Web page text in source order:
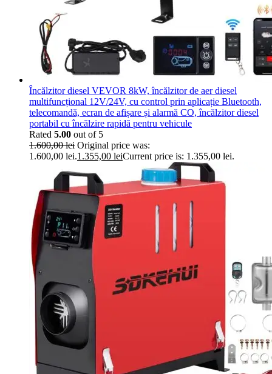
Încălzitor diesel VEVOR 8kW, încălzitor de aer diesel
multifuncțional 12V/24V, cu control prin aplicație Bluetooth,
telecomandă, ecran de afișare și alarmă CO, încălzitor diesel
portabil cu încălzire rapidă pentru vehicule
Rated 5.00 out of 5
1.600,00lei Original price was:
1.600,00 lei.1.355,00 leiCurrent price is: 1.355,00 lei.